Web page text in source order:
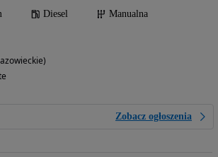
Diesel
Manualna
Zobacz ogłoszenia